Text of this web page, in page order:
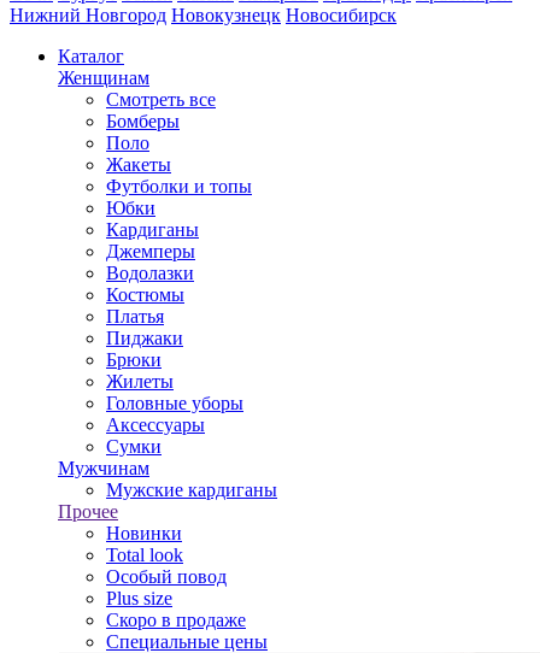
Нижний Новгород Новокузнецк Новосибирск
Каталог
Женщинам
Смотреть все
Бомберы
Поло
Жакеты
Футболки и топы
Юбки
Кардиганы
Джемперы
Водолазки
Костюмы
Платья
Пиджаки
Брюки
Жилеты
Головные уборы
Аксессуары
Сумки
Мужчинам
Мужские кардиганы
Прочее
Новинки
Total look
Особый повод
Plus size
Скоро в продаже
Специальные цены